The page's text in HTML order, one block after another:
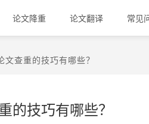
论文降重 论文翻译 常见
查重的技巧有哪些？
的技巧有哪些？